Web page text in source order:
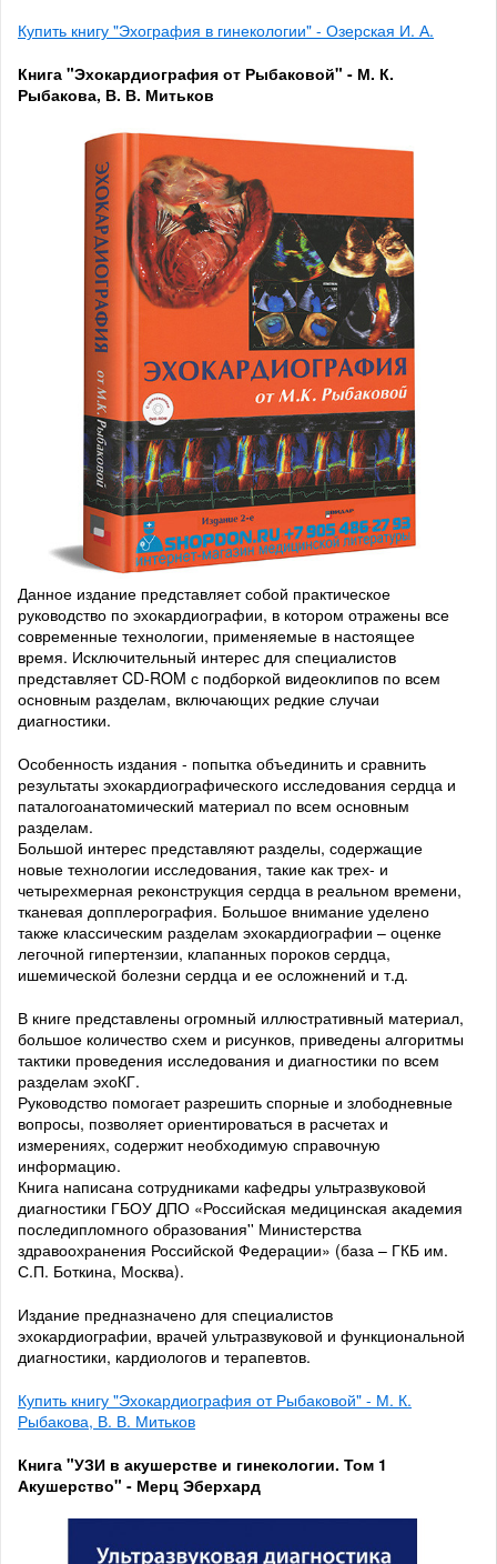
Купить книгу "Эхография в гинекологии" - Озерская И. А.
Книга "Эхокардиография от Рыбаковой" - М. К.
Рыбакова, В. В. Митьков
Данное издание представляет собой практическое
руководство по эхокардиографии, в котором отражены все
современные технологии, применяемые в настоящее
время. Исключительный интерес для специалистов
представляет CD-ROM с подборкой видеоклипов по всем
основным разделам, включающих редкие случаи
диагностики.
Особенность издания - попытка объединить и сравнить
результаты эхокардиографического исследования сердца и
паталогоанатомический материал по всем основным
разделам.
Большой интерес представляют разделы, содержащие
новые технологии исследования, такие как трех- и
четырехмерная реконструкция сердца в реальном времени,
тканевая допплерография. Большое внимание уделено
также классическим разделам эхокардиографии – оценке
легочной гипертензии, клапанных пороков сердца,
ишемической болезни сердца и ее осложнений и т.д.
В книге представлены огромный иллюстративный материал,
большое количество схем и рисунков, приведены алгоритмы
тактики проведения исследования и диагностики по всем
разделам эхоКГ.
Руководство помогает разрешить спорные и злободневные
вопросы, позволяет ориентироваться в расчетах и
измерениях, содержит необходимую справочную
информацию.
Книга написана сотрудниками кафедры ультразвуковой
диагностики ГБОУ ДПО «Российская медицинская академия
последипломного образования'' Министерства
здравоохранения Российской Федерации» (база – ГКБ им.
С.П. Боткина, Москва).
Издание предназначено для специалистов
эхокардиографии, врачей ультразвуковой и функциональной
диагностики, кардиологов и терапевтов.
Купить книгу "Эхокардиография от Рыбаковой" - М. К.
Рыбакова, В. В. Митьков
Книга "УЗИ в акушерстве и гинекологии. Том 1
Акушерство" - Мерц Эберхард